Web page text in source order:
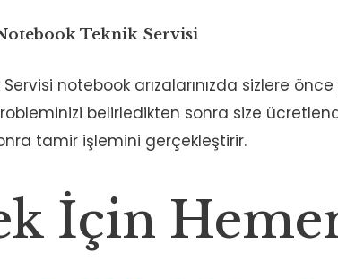
Teknik Servisi
Servisi notebook arızalarınızda sizlere
belirledikten sonra size
tamir işlemini gerçekleştirir.
İçin